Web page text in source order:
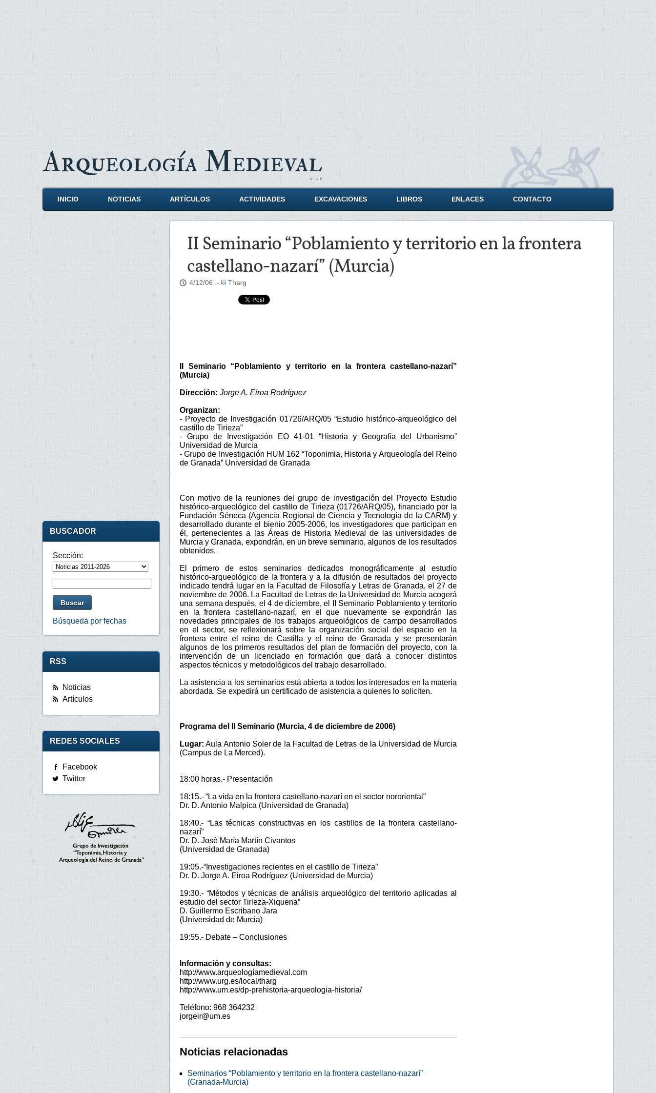
ArqueologíaMedieval
INICIO NOTICIAS ARTÍCULOS ACTIVIDADES EXCAVACIONES LIBROS ENLACES CONTACTO
II Seminario “Poblamiento y territorio en la frontera
castellano-nazarí” (Murcia)
4/12/06 .- Tharg
II Seminario “Poblamiento y territorio en la frontera castellano-nazarí”
(Murcia)
Dirección: Jorge A. Eiroa Rodríguez
Organizan:
- Proyecto de Investigación 01726/ARQ/05 “Estudio histórico-arqueológico del
castillo de Tirieza”
- Grupo de Investigación EO 41-01 “Historia y Geografía del Urbanismo”
Universidad de Murcia
- Grupo de Investigación HUM 162 “Toponimia, Historia y Arqueología del Reino
de Granada” Universidad de Granada
Con motivo de la reuniones del grupo de investigación del Proyecto Estudio
histórico-arqueológico del castillo de Tirieza (01726/ARQ/05), financiado por la
Fundación Séneca (Agencia Regional de Ciencia y Tecnología de la CARM) y
desarrollado durante el bienio 2005-2006, los investigadores que participan en
él, pertenecientes a las Áreas de Historia Medieval de las universidades de
Murcia y Granada, expondrán, en un breve seminario, algunos de los resultados
obtenidos.
El primero de estos seminarios dedicados monográficamente al estudio
histórico-arqueológico de la frontera y a la difusión de resultados del proyecto
indicado tendrá lugar en la Facultad de Filosofía y Letras de Granada, el 27 de
noviembre de 2006. La Facultad de Letras de la Universidad de Murcia acogerá
una semana después, el 4 de diciembre, el II Seminario Poblamiento y territorio
en la frontera castellano-nazarí, en el que nuevamente se expondrán las
novedades principales de los trabajos arqueológicos de campo desarrollados
en el sector, se reflexionará sobre la organización social del espacio en la
frontera entre el reino de Castilla y el reino de Granada y se presentarán
algunos de los primeros resultados del plan de formación del proyecto, con la
intervención de un licenciado en formación que dará a conocer distintos
aspectos técnicos y metodológicos del trabajo desarrollado.
La asistencia a los seminarios está abierta a todos los interesados en la materia
abordada. Se expedirá un certificado de asistencia a quienes lo soliciten.
Programa del II Seminario (Murcia, 4 de diciembre de 2006)
Lugar: Aula Antonio Soler de la Facultad de Letras de la Universidad de Murcia
(Campus de La Merced).
18:00 horas.- Presentación
18:15.- “La vida en la frontera castellano-nazarí en el sector nororiental”
Dr. D. Antonio Malpica (Universidad de Granada)
18:40.- “Las técnicas constructivas en los castillos de la frontera castellano-
nazarí”
Dr. D. José María Martín Civantos
(Universidad de Granada)
19:05.-“Investigaciones recientes en el castillo de Tirieza”
Dr. D. Jorge A. Eiroa Rodríguez (Universidad de Murcia)
19:30.- “Métodos y técnicas de análisis arqueológico del territorio aplicadas al
estudio del sector Tirieza-Xiquena”
D. Guillermo Escribano Jara
(Universidad de Murcia)
19:55.- Debate – Conclusiones
Información y consultas:
http://www.arqueologíamedieval.com
http://www.urg.es/local/tharg
http://www.um.es/dp-prehistoria-arqueologia-historia/
Teléfono: 968 364232
jorgeir@um.es
Noticias relacionadas
Seminarios “Poblamiento y territorio en la frontera castellano-nazarí”
(Granada-Murcia)
BUSCADOR
Sección:
Búsqueda por fechas
RSS
Noticias
Artículos
REDES SOCIALES
Facebook
Twitter